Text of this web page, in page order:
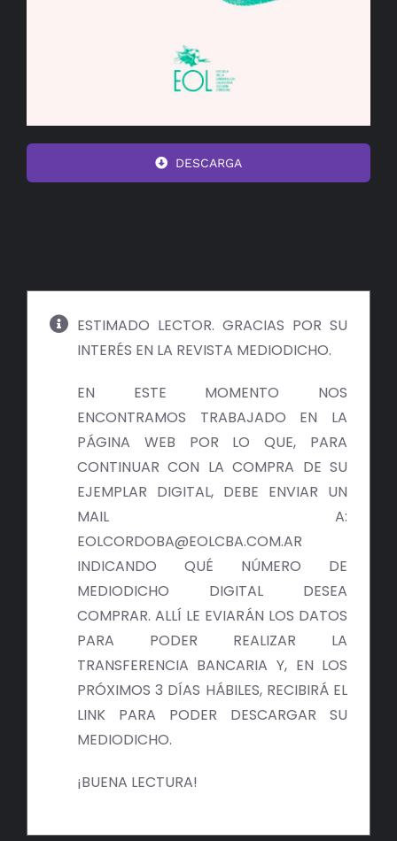
DESCARGA
ESTIMADO LECTOR. GRACIAS POR SU
INTERÉS EN LA REVISTA MEDIODICHO.
EN ESTE MOMENTO NOS
ENCONTRAMOS TRABAJADO EN LA
PÁGINA WEB POR LO QUE, PARA
CONTINUAR CON LA COMPRA DE SU
EJEMPLAR DIGITAL, DEBE ENVIAR UN
MAIL A:
EOLCORDOBA@EOLCBA.COM.AR
INDICANDO QUÉ NÚMERO DE
MEDIODICHO DIGITAL DESEA
COMPRAR. ALLÍ LE EVIARÁN LOS DATOS
PARA PODER REALIZAR LA
TRANSFERENCIA BANCARIA Y, EN LOS
PRÓXIMOS 3 DÍAS HÁBILES, RECIBIRÁ EL
LINK PARA PODER DESCARGAR SU
MEDIODICHO.
¡BUENA LECTURA!